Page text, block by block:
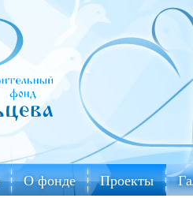
О фонде Проекты